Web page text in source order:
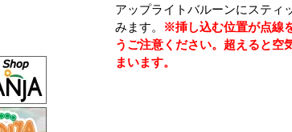
アップライトバルーンにスティ
みます。 ※挿し込む位置が点線
うご注意ください。超えると空
まいます。